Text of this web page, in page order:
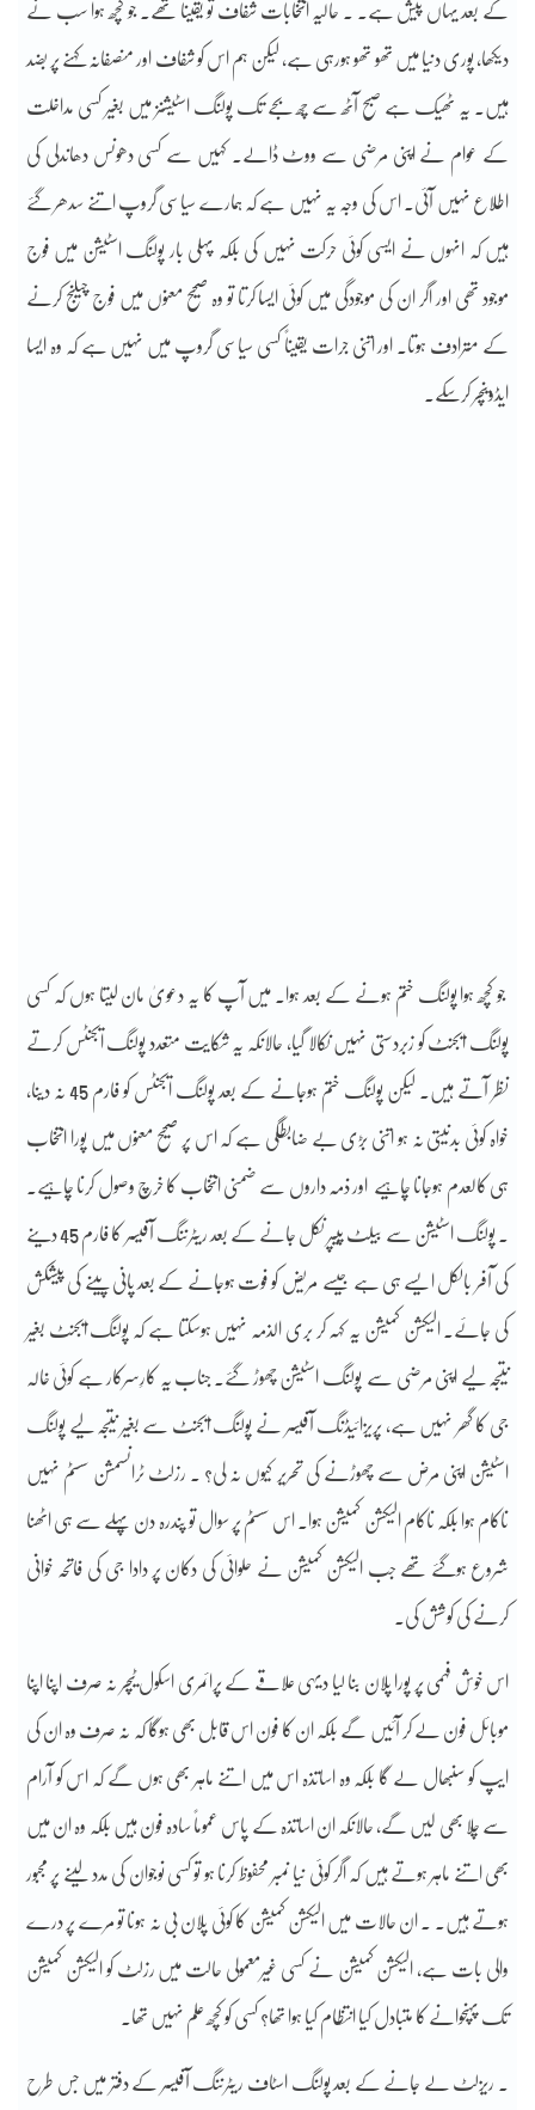
کے بعد یہاں پیش ہے۔ . حالیہ انتخابات شفاف تو یقیناً تھے۔ جو کچھ ہوا سب نے
دیکھا، پوری دنیا میں تھو تھو ہورہی ہے، لیکن ہم اس کو شفاف اور منصفانہ کہنے پر بضد
ہیں۔ یہ ٹھیک ہے صبح آٹھ سے چھ بجے تک پولنگ اسٹیشنز میں بغیر کسی مداخلت
کے عوام نے اپنی مرضی سے ووٹ ڈالے۔ کہیں سے کسی دھونس دھاندلی کی
اطلاع نہیں آئی۔ اس کی وجہ یہ نہیں ہے کہ ہمارے سیاسی گروپ اتنے سدھر گئے
ہیں کہ انہوں نے ایسی کوئی حرکت نہیں کی بلکہ پہلی بار پولنگ اسٹیشن میں فوج
موجود تھی اور اگر ان کی موجودگی میں کوئی ایسا کرتا تو وہ صحیح معنوں میں فوج چیلنج کرنے
کے مترادف ہوتا۔ اور اتنی جرات یقیناً کسی سیاسی گروپ میں نہیں ہے کہ وہ ایسا
ایڈوینچر کرسکے۔
جو کچھ ہوا پولنگ ختم ہونے کے بعد ہوا۔ میں آپ کا یہ دعویٰ مان لیتا ہوں کہ کسی
پولنگ ایجنٹ کو زبردستی نہیں نکالا گیا، حالانکہ یہ شکایت متعدد پولنگ ایجنٹس کرتے
نظر آتے ہیں۔ لیکن پولنگ ختم ہوجانے کے بعد پولنگ ایجنٹس کو فارم 45 نہ دینا،
خواہ کوئی بدنیتی نہ ہو اتنی بڑی بے ضابطگی ہے کہ اس پر صحیح معنوں میں پورا انتخاب
ہی کالعدم ہوجانا چاہیے اور ذمہ داروں سے ضمنی انتخاب کا خرچ وصول کرنا چاہیے۔
. پولنگ اسٹیشن سے بیلٹ پیپر نکل جانے کے بعد ریٹرننگ آفیسر کا فارم 45 دینے
کی آفر بالکل ایسے ہی ہے جیسے مریض کو فوت ہوجانے کے بعد پانی پینے کی پیشکش
کی جائے۔الیکشن کمیشن یہ کہہ کر بری الذمہ نہیں ہوسکتا ہے کہ پولنگ ایجنٹ بغیر
نتیجہ لیے اپنی مرضی سے پولنگ اسٹیشن چھوڑ گئے۔ جناب یہ کارِسرکار ہے کوئی خالہ
جی کا گھر نہیں ہے، پریزائیڈنگ آفیسر نے پولنگ ایجنٹ سے بغیر نتیجہ لیے پولنگ
اسٹیشن اپنی مرض سے چھوڑنے کی تحریر کیوں نہ لی؟ . رزلٹ ٹرانسمشن سسٹم نہیں
ناکام ہوا بلکہ ناکام الیکشن کمیشن ہوا۔ اس سسٹم پر سوال تو پندرہ دن پہلے سے ہی اٹھنا
شروع ہوگئے تھے جب الیکشن کمیشن نے حلوائی کی دکان پر دادا جی کی فاتحہ خوانی
کرنے کی کوشش کی۔
اس خوش فہمی پر پورا پلان بنا لیا دیہی علاقے کے پرائمری اسکول ٹیچر نہ صرف اپنا اپنا
موبائل فون لے کر آئیں گے بلکہ ان کا فون اس قابل بھی ہوگا کہ نہ صرف وہ ان کی
ایپ کو سنبھال لے گا بلکہ وہ اساتذہ اس میں اتنے ماہر بھی ہوں گے کہ اس کو آرام
سے چلا بھی لیں گے، حالانکہ ان اساتذہ کے پاس عموماً سادہ فون ہیں بلکہ وہ ان میں
بھی اتنے ماہر ہوتے ہیں کہ اگر کوئی نیا نمبر محفوظ کرنا ہو تو کسی نوجوان کی مدد لینے پر مجبور
ہوتے ہیں۔ . ان حالات میں الیکشن کمیشن کا کوئی پلان بی نہ ہونا تو مرے پر درے
والی بات ہے، الیکشن کمیشن نے کسی غیرمعمولی حالت میں رزلٹ کو الیکشن کمیشن
تک پہنچوانے کا متبادل کیا انتظام کیا ہوا تھا؟ کسی کو کچھ علم نہیں تھا۔
. ریزلٹ لے جانے کے بعد پولنگ اسٹاف ریٹرننگ آفیسر کے دفتر میں جس طرح